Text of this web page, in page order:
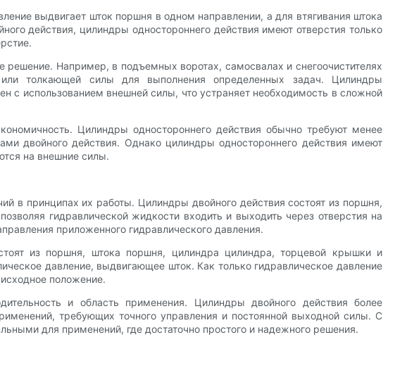
выдвигает шток поршня в одном направлении, а для втягивания штока
действия, цилиндры одностороннего действия имеют отверстия только
Например, в подъемных воротах, самосвалах и снегоочистителях
или толкающей силы для выполнения определенных задач. Цилиндры
с использованием внешней силы, что устраняет необходимость в сложной
Цилиндры одностороннего действия обычно требуют менее
двойного действия. Однако цилиндры одностороннего действия имеют
на внешние силы.
в принципах их работы. Цилиндры двойного действия состоят из поршня,
гидравлической жидкости входить и выходить через отверстия на
приложенного гидравлического давления.
из поршня, штока поршня, цилиндра цилиндра, торцевой крышки и
давление, выдвигающее шток. Как только гидравлическое давление
положение.
и область применения. Цилиндры двойного действия более
требующих точного управления и постоянной выходной силы. С
для применений, где достаточно простого и надежного решения.